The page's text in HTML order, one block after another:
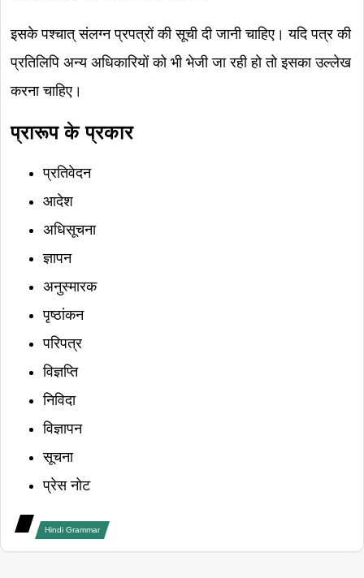
इसके पश्चात् संलग्न प्रपत्रों की सूची दी जानी चाहिए। यदि पत्र की
प्रतिलिपि अन्य अधिकारियों को भी भेजी जा रही हो तो इसका उल्लेख
करना चाहिए।
प्रारूप के प्रकार
प्रतिवेदन
आदेश
अधिसूचना
ज्ञापन
अनुस्मारक
पृष्ठांकन
परिपत्र
विज्ञप्ति
निविदा
विज्ञापन
सूचना
प्रेस नोट
Hindi Grammar